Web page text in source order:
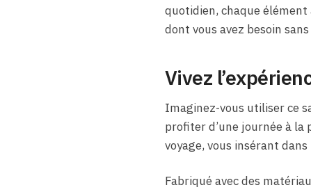
quotidien, chaque
dont vous avez besoin
Vivez
Imaginez-vous utiliser ce
profiter d’une journée à
voyage, vous insérant
Fabriqué avec des